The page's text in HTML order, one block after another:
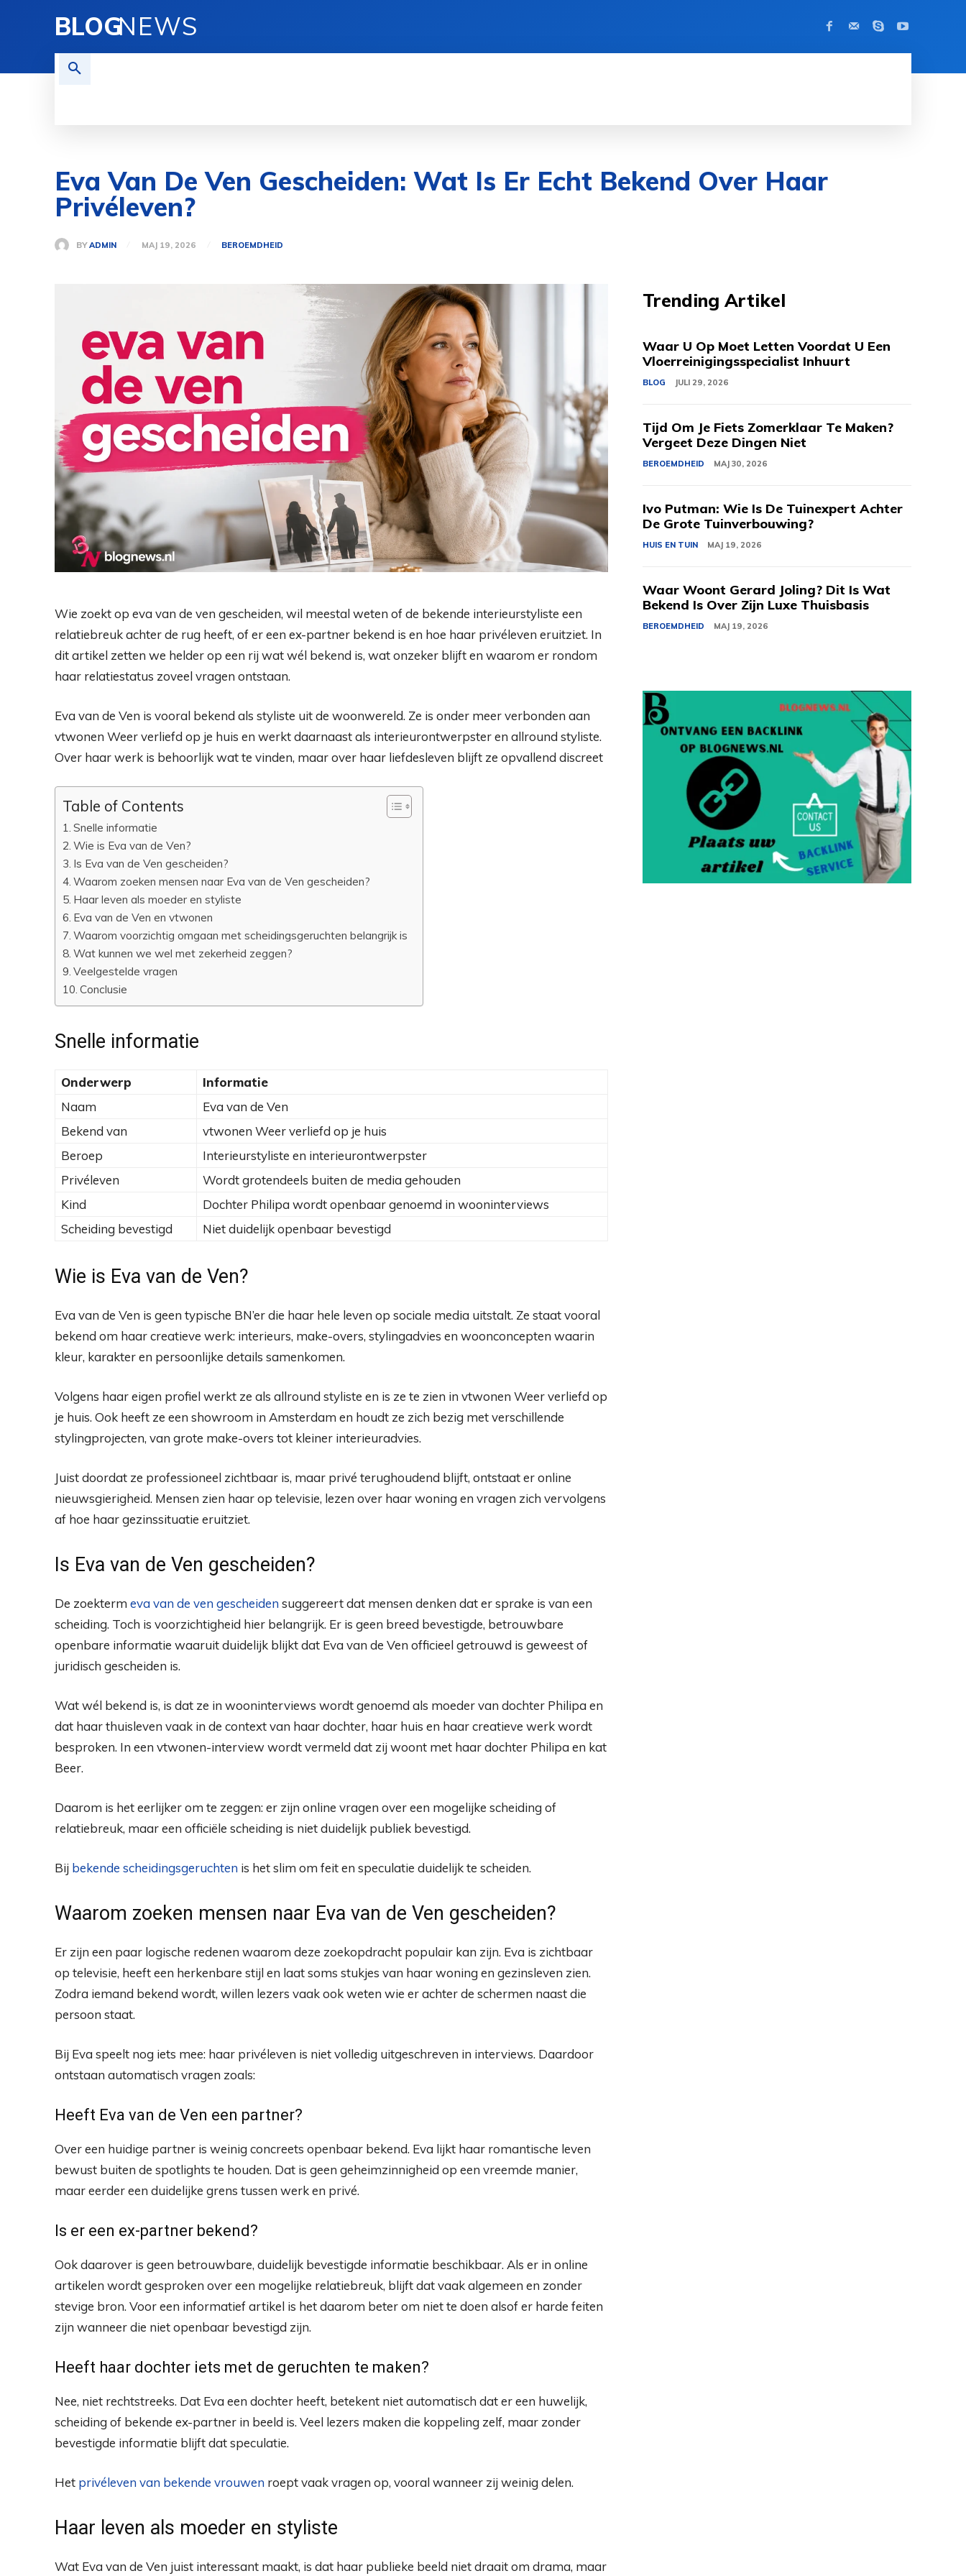
BLOGNEWS
Eva Van De Ven Gescheiden: Wat Is Er Echt Bekend Over Haar
Privéleven?
BY ADMIN MAJ 19, 2026 BEROEMDHEID
Wie zoekt op eva van de ven gescheiden, wil meestal weten of de bekende interieurstyliste een
relatiebreuk achter de rug heeft, of er een ex-partner bekend is en hoe haar privéleven eruitziet. In
dit artikel zetten we helder op een rij wat wél bekend is, wat onzeker blijft en waarom er rondom
haar relatiestatus zoveel vragen ontstaan.
Eva van de Ven is vooral bekend als styliste uit de woonwereld. Ze is onder meer verbonden aan
vtwonen Weer verliefd op je huis en werkt daarnaast als interieurontwerpster en allround styliste.
Over haar werk is behoorlijk wat te vinden, maar over haar liefdesleven blijft ze opvallend discreet
Table of Contents
Snelle informatie
Wie is Eva van de Ven?
Is Eva van de Ven gescheiden?
Waarom zoeken mensen naar Eva van de Ven gescheiden?
Haar leven als moeder en styliste
Eva van de Ven en vtwonen
Waarom voorzichtig omgaan met scheidingsgeruchten belangrijk is
Wat kunnen we wel met zekerheid zeggen?
Veelgestelde vragen
Conclusie
Snelle informatie
Onderwerp
Informatie
Naam
Eva van de Ven
Bekend van
vtwonen Weer verliefd op je huis
Beroep
Interieurstyliste en interieurontwerpster
Privéleven
Wordt grotendeels buiten de media gehouden
Kind
Dochter Philipa wordt openbaar genoemd in wooninterviews
Scheiding bevestigd
Niet duidelijk openbaar bevestigd
Wie is Eva van de Ven?
Eva van de Ven is geen typische BN’er die haar hele leven op sociale media uitstalt. Ze staat vooral
bekend om haar creatieve werk: interieurs, make-overs, stylingadvies en woonconcepten waarin
kleur, karakter en persoonlijke details samenkomen.
Volgens haar eigen profiel werkt ze als allround styliste en is ze te zien in vtwonen Weer verliefd op
je huis. Ook heeft ze een showroom in Amsterdam en houdt ze zich bezig met verschillende
stylingprojecten, van grote make-overs tot kleiner interieuradvies.
Juist doordat ze professioneel zichtbaar is, maar privé terughoudend blijft, ontstaat er online
nieuwsgierigheid. Mensen zien haar op televisie, lezen over haar woning en vragen zich vervolgens
af hoe haar gezinssituatie eruitziet.
Is Eva van de Ven gescheiden?
De zoekterm eva van de ven gescheiden suggereert dat mensen denken dat er sprake is van een
scheiding. Toch is voorzichtigheid hier belangrijk. Er is geen breed bevestigde, betrouwbare
openbare informatie waaruit duidelijk blijkt dat Eva van de Ven officieel getrouwd is geweest of
juridisch gescheiden is.
Wat wél bekend is, is dat ze in wooninterviews wordt genoemd als moeder van dochter Philipa en
dat haar thuisleven vaak in de context van haar dochter, haar huis en haar creatieve werk wordt
besproken. In een vtwonen-interview wordt vermeld dat zij woont met haar dochter Philipa en kat
Beer.
Daarom is het eerlijker om te zeggen: er zijn online vragen over een mogelijke scheiding of
relatiebreuk, maar een officiële scheiding is niet duidelijk publiek bevestigd.
Bij bekende scheidingsgeruchten is het slim om feit en speculatie duidelijk te scheiden.
Waarom zoeken mensen naar Eva van de Ven gescheiden?
Er zijn een paar logische redenen waarom deze zoekopdracht populair kan zijn. Eva is zichtbaar
op televisie, heeft een herkenbare stijl en laat soms stukjes van haar woning en gezinsleven zien.
Zodra iemand bekend wordt, willen lezers vaak ook weten wie er achter de schermen naast die
persoon staat.
Bij Eva speelt nog iets mee: haar privéleven is niet volledig uitgeschreven in interviews. Daardoor
ontstaan automatisch vragen zoals:
Heeft Eva van de Ven een partner?
Over een huidige partner is weinig concreets openbaar bekend. Eva lijkt haar romantische leven
bewust buiten de spotlights te houden. Dat is geen geheimzinnigheid op een vreemde manier,
maar eerder een duidelijke grens tussen werk en privé.
Is er een ex-partner bekend?
Ook daarover is geen betrouwbare, duidelijk bevestigde informatie beschikbaar. Als er in online
artikelen wordt gesproken over een mogelijke relatiebreuk, blijft dat vaak algemeen en zonder
stevige bron. Voor een informatief artikel is het daarom beter om niet te doen alsof er harde feiten
zijn wanneer die niet openbaar bevestigd zijn.
Heeft haar dochter iets met de geruchten te maken?
Nee, niet rechtstreeks. Dat Eva een dochter heeft, betekent niet automatisch dat er een huwelijk,
scheiding of bekende ex-partner in beeld is. Veel lezers maken die koppeling zelf, maar zonder
bevestigde informatie blijft dat speculatie.
Het privéleven van bekende vrouwen roept vaak vragen op, vooral wanneer zij weinig delen.
Haar leven als moeder en styliste
Wat Eva van de Ven juist interessant maakt, is dat haar publieke beeld niet draait om drama, maar
Trending Artikel
Waar U Op Moet Letten Voordat U Een
Vloerreinigingsspecialist Inhuurt
BLOG JULI 29, 2026
Tijd Om Je Fiets Zomerklaar Te Maken?
Vergeet Deze Dingen Niet
BEROEMDHEID MAJ 30, 2026
Ivo Putman: Wie Is De Tuinexpert Achter
De Grote Tuinverbouwing?
HUIS EN TUIN MAJ 19, 2026
Waar Woont Gerard Joling? Dit Is Wat
Bekend Is Over Zijn Luxe Thuisbasis
BEROEMDHEID MAJ 19, 2026